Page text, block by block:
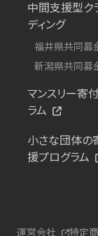
中間支援型ク
ディング
福井県共同募
新潟県共同募
マンスリー寄
ラム
小さな団体の
援プログラム
運営会社 特定